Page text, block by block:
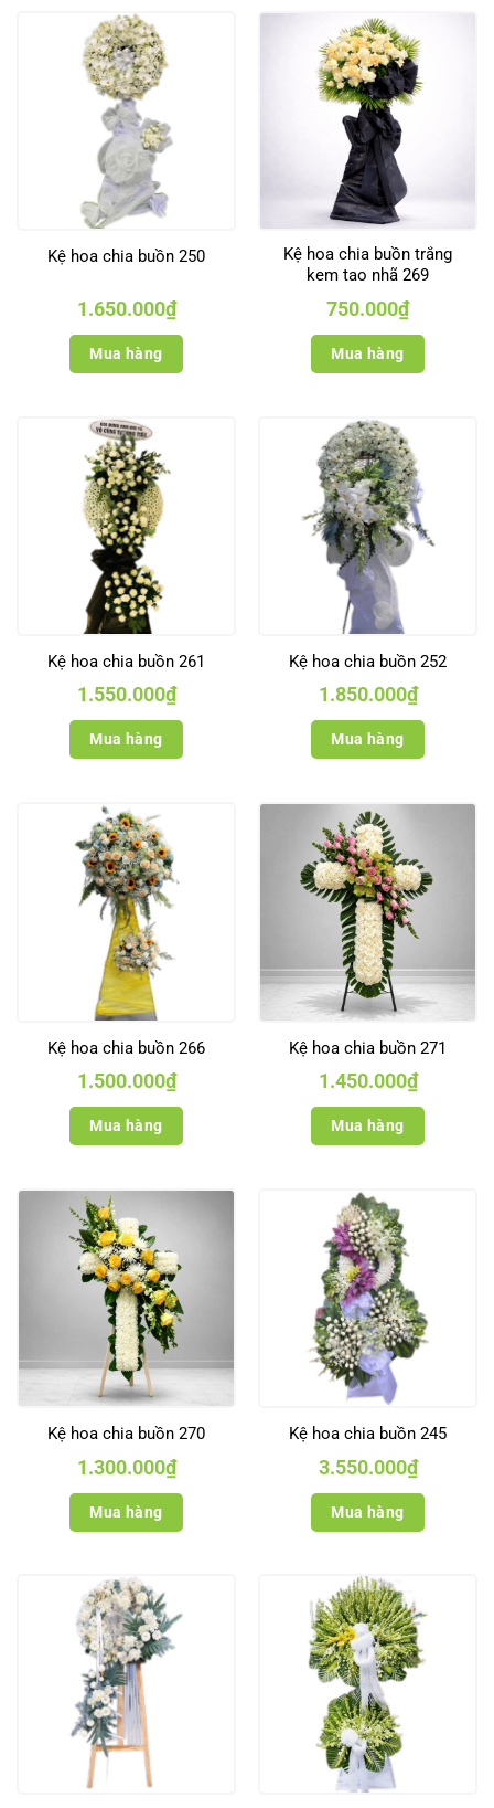
Kệ hoa chia buồn 250
1.650.000₫
Mua hàng
Kệ hoa chia buồn trắng
kem tao nhã 269
750.000₫
Mua hàng
Kệ hoa chia buồn 261
1.550.000₫
Mua hàng
Kệ hoa chia buồn 252
1.850.000₫
Mua hàng
Kệ hoa chia buồn 266
1.500.000₫
Mua hàng
Kệ hoa chia buồn 271
1.450.000₫
Mua hàng
Kệ hoa chia buồn 270
1.300.000₫
Mua hàng
Kệ hoa chia buồn 245
3.550.000₫
Mua hàng